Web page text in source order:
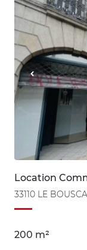
Location
33110 LE
200 m²